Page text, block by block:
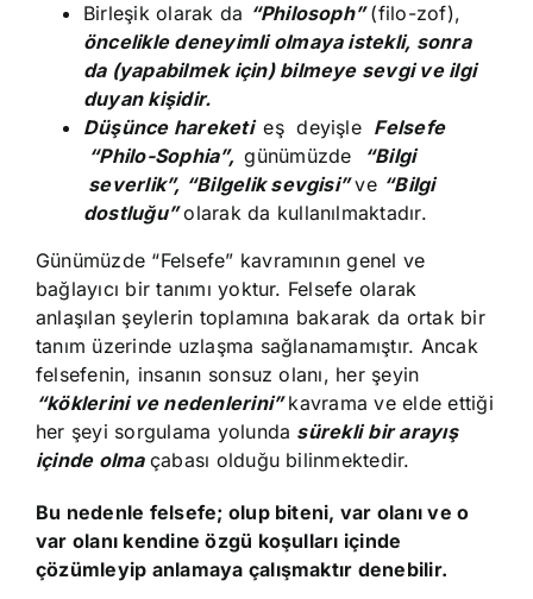
Birleşik olarak da “Philosoph”(filo-zof),
öncelikle deneyimli olmaya istekli, sonra
da (yapabilmek için) bilmeye sevgi ve ilgi
duyan kişidir.
Düşünce hareketieş deyişle Felsefe
“Philo-Sophia”,günümüzde
“Bilgi
severlik”, “Bilgelik sevgisi”ve “Bilgi
dostluğu”olarak da kullanılmaktadır.
Günümüzde “Felsefe” kavramının genel ve
bağlayıcı bir tanımı yoktur. Felsefe olarak
anlaşılan şeylerin toplamına bakarak da ortak bir
tanım üzerinde uzlaşma sağlanamamıştır. Ancak
felsefenin, insanın sonsuz olanı, her şeyin
“köklerini ve nedenlerini”kavrama ve elde ettiği
her şeyi sorgulama yolunda sürekli bir arayış
içinde olma çabası olduğu bilinmektedir.
Bu nedenle felsefe; olup biteni, var olanı ve o
var olanı kendine özgü koşulları içinde
çözümleyip anlamaya çalışmaktır denebilir.